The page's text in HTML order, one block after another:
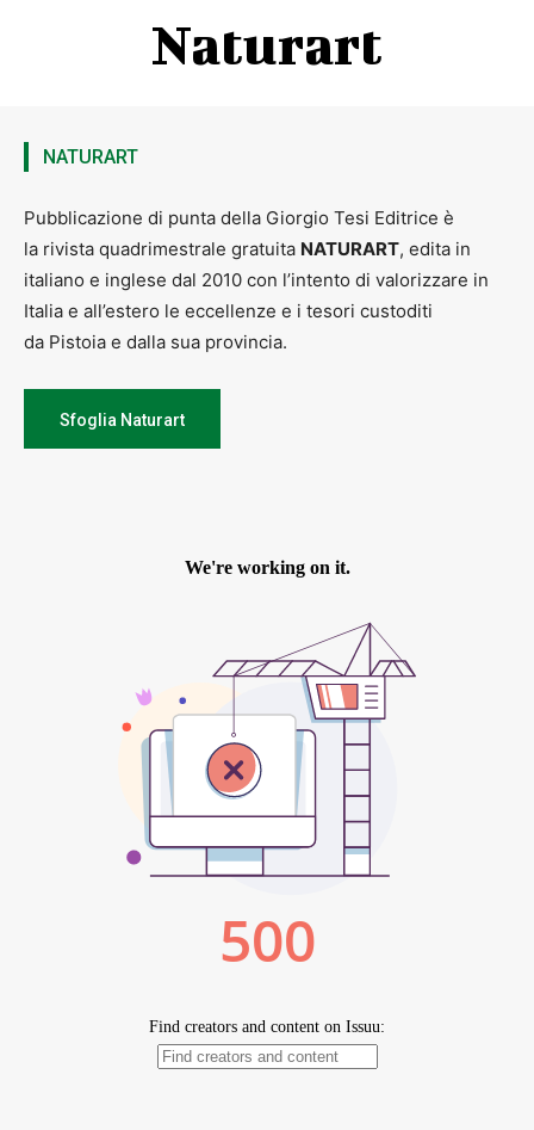
Naturart
NATURART
Pubblicazione di punta della Giorgio Tesi Editrice è
la rivista quadrimestrale gratuita NATURART, edita in
italiano e inglese dal 2010 con l’intento di valorizzare in
Italia e all’estero le eccellenze e i tesori custoditi
da Pistoia e dalla sua provincia.
Sfoglia Naturart